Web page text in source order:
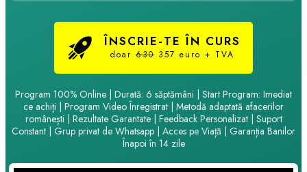
ÎNSCRIE-TE ÎN CURS
doar 630 357 euro + TVA
Program 100% Online | Durată: 6 săptămâni | Start Program: Imediat
ce achiți | Program Video Înregistrat | Metodă adaptată afacerilor
românești | Rezultate Garantate | Feedback Personalizat | Suport
Constant | Grup privat de Whatsapp | Acces pe Viață | Garanția Banilor
Înapoi în 14 zile